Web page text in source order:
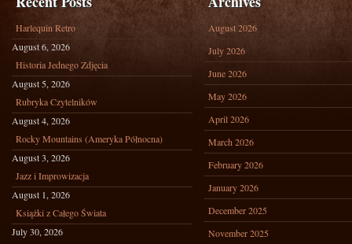
Harlequin Retro
August 6, 2026
Historia Jednego Zdjęcia
August 5, 2026
Rubryka Czytelników
August 4, 2026
Rocky Mountains (Ameryka Północna)
August 3, 2026
Jazz i Improwizacja
August 1, 2026
Książki z Całego Świata
July 30, 2026
August 2026
July 2026
June 2026
May 2026
April 2026
March 2026
February 2026
January 2026
December 2025
November 2025